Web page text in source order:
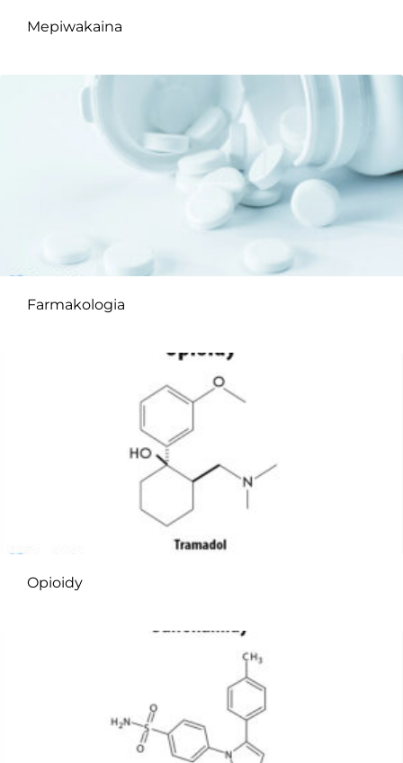
Mepiwakaina
Farmakologia
Opioidy